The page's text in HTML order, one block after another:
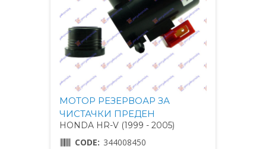
МОТОР РЕЗЕРВОАР ЗА
ЧИСТАЧКИ ПРЕДЕН
HONDA HR-V (1999 - 2005)
CODE: 344008450